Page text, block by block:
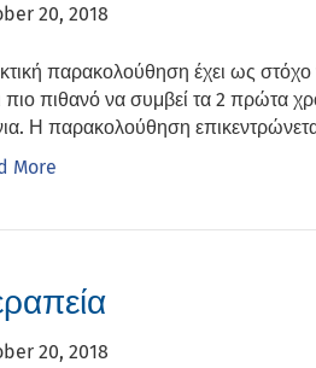
20, 2018
παρακολούθηση έχει ως
πιο πιθανό να συμβεί τα 2 πρώτα
Η παρακολούθηση
More
20, 2018